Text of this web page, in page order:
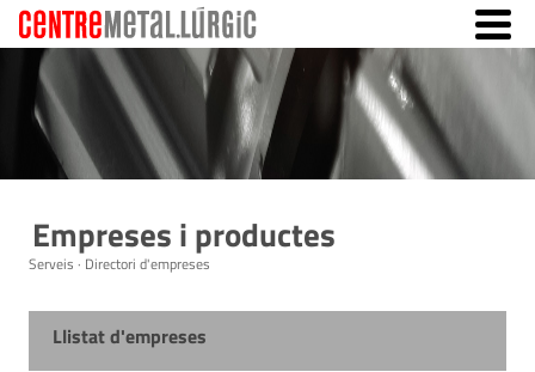
Empreses i productes
Serveis · Directori d'empreses
Llistat d'empreses